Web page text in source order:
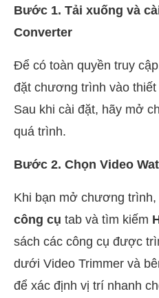
Bước 1. Tải xuống và
Converter
Để có toàn quyền truy
đặt chương trình vào
Sau khi cài đặt, hãy mở
quá trình.
Bước 2. Chọn Video
Khi bạn mở chương
công cụ tab và tìm kiếm
sách các công cụ được
dưới Video Trimmer và
để xác định vị trí nhanh